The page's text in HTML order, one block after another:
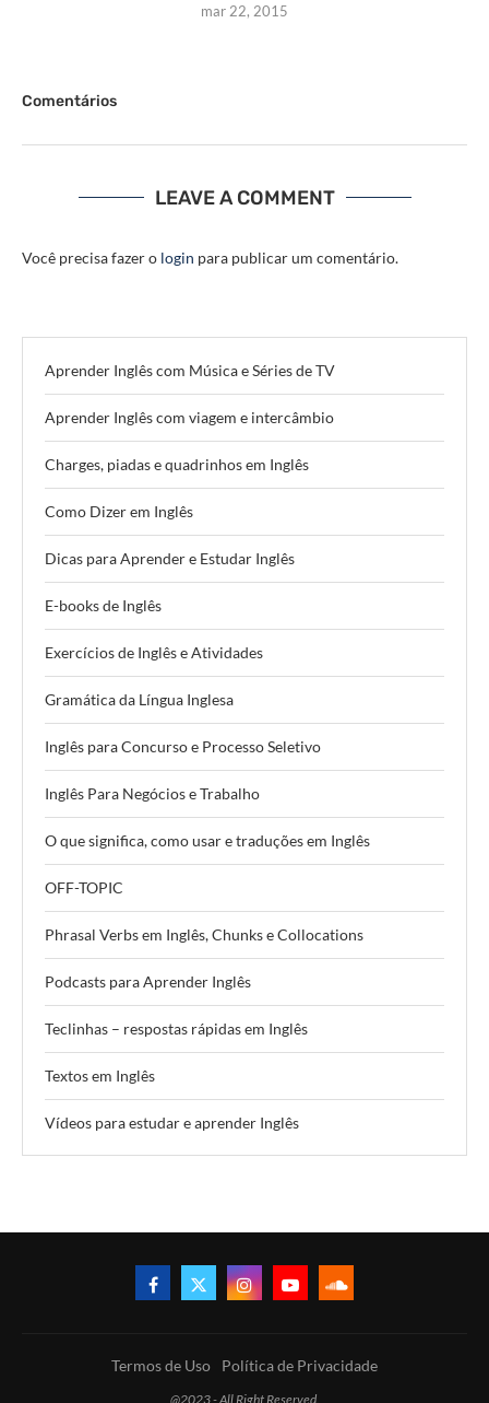
mar 22, 2015
Comentários
LEAVE A COMMENT
Você precisa fazer o login para publicar um comentário.
Aprender Inglês com Música e Séries de TV
Aprender Inglês com viagem e intercâmbio
Charges, piadas e quadrinhos em Inglês
Como Dizer em Inglês
Dicas para Aprender e Estudar Inglês
E-books de Inglês
Exercícios de Inglês e Atividades
Gramática da Língua Inglesa
Inglês para Concurso e Processo Seletivo
Inglês Para Negócios e Trabalho
O que significa, como usar e traduções em Inglês
OFF-TOPIC
Phrasal Verbs em Inglês, Chunks e Collocations
Podcasts para Aprender Inglês
Teclinhas – respostas rápidas em Inglês
Textos em Inglês
Vídeos para estudar e aprender Inglês
Termos de Uso Política de Privacidade
@2023 - All Right Reserved.